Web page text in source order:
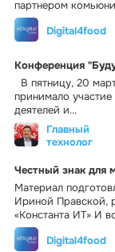
партнером
Digital4food
Конференция
В пятницу, 20
принимало
деятелей и...
Главный
технолог
Честный знак для
Материал
Ириной Правской,
«Константа ИТ» И
Digital4food